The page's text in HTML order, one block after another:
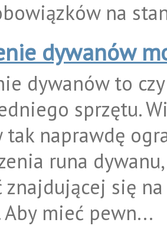
dywanów
dywanów to
sprzętu.
tak naprawdę
runa
znajdującej się
mieć pewn...